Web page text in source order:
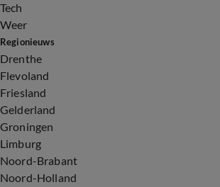
Tech
Weer
Regionieuws
Drenthe
Flevoland
Friesland
Gelderland
Groningen
Limburg
Noord-Brabant
Noord-Holland